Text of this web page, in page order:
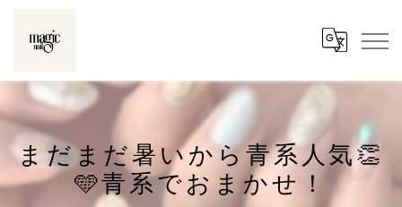
まだまだ暑いから青系人気👏
🩵青系でおまかせ！